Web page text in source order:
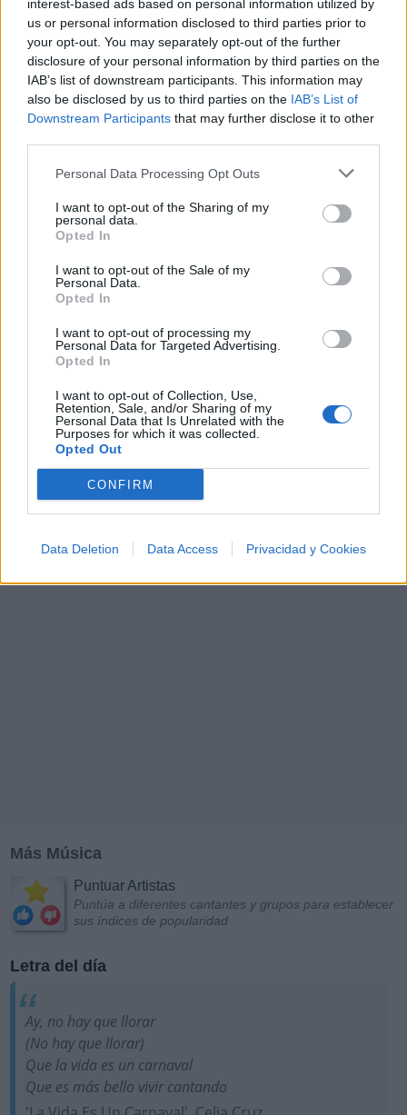
interest-based ads based on personal information utilized by
us or personal information disclosed to third parties prior to
your opt-out. You may separately opt-out of the further
disclosure of your personal information by third parties on the
IAB’s list of downstream participants. This information may
also be disclosed by us to third parties on the IAB’s List of
Downstream Participants that may further disclose it to other
Personal Data Processing Opt Outs
I want to opt-out of the Sharing of my
personal data.
Opted In
I want to opt-out of the Sale of my
Personal Data.
Opted In
I want to opt-out of processing my
Personal Data for Targeted Advertising.
Opted In
I want to opt-out of Collection, Use,
Retention, Sale, and/or Sharing of my
Personal Data that Is Unrelated with the
Purposes for which it was collected.
Opted Out
CONFIRM
Data Deletion Data Access Privacidad y Cookies
Añadir un comentario ...
Psicodelia y Space Rock 🎸✨
🌌🚀 Viaje intergaláctico: la mejor selección de
psicodelia, space rock y atmósferas cósmicas para
esta colección para tu próxima noche estrellada!
✨⭐
Letras Top Artistas Playlists
B C D E F G H
Más Música
Puntuar Artistas
Puntúa a diferentes cantantes y grupos para establecer
sus índices de popularidad
Letra del día
Ay, no hay que llorar
(No hay que llorar)
Que la vida es un carnaval
Que es más bello vivir cantando